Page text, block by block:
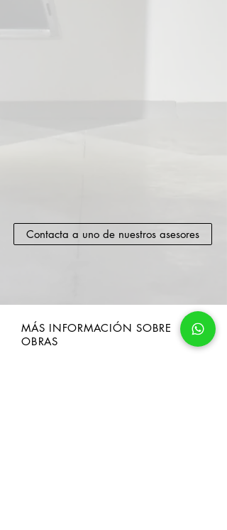
Contacta a uno de nuestros asesores
MÁS INFORMACIÓN SOBRE
OBRAS